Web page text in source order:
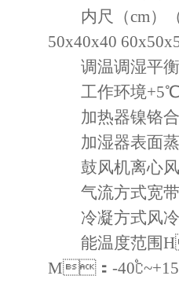
内尺（cm）（
50x40x40
调温调湿平衡
工作环境
加热器镍铬合
加湿器表面蒸
鼓风机离心
气流方式宽带
冷凝方式风冷
能温度范围
M：-